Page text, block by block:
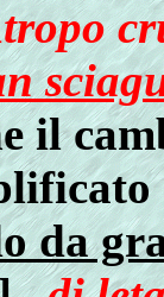
il
da